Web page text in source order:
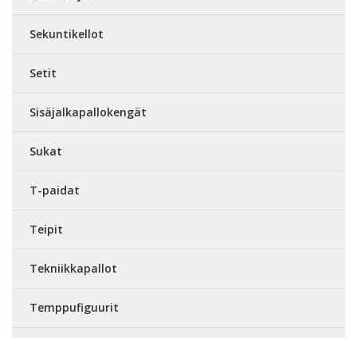
Sekuntikellot
Setit
Sisäjalkapallokengät
Sukat
T-paidat
Teipit
Tekniikkapallot
Temppufiguurit